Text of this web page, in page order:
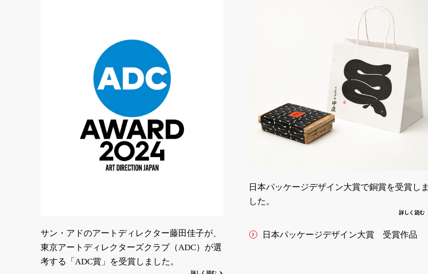
サン・アドのアートディレクター藤田佳子が、
東京アートディレクターズクラブ（ADC）が選
考する「ADC賞」を受賞しました。
日本パッケージデザイン大賞で銅賞を受賞しま
した。
詳し く 読む
日本パッケージデザイン大賞 受賞作品